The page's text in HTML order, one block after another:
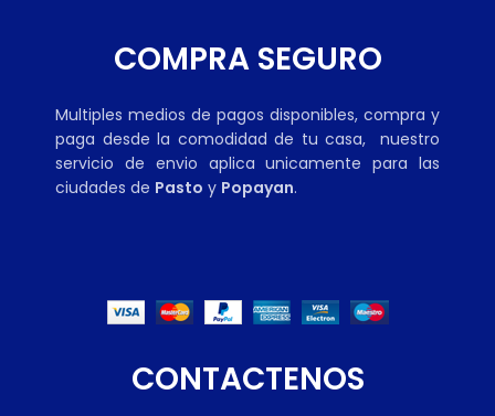
COMPRA SEGURO
Multiples medios de pagos disponibles, compra y
paga desde la comodidad de tu casa, nuestro
servicio de envio aplica unicamente para las
ciudades de Pasto y Popayan.
CONTACTENOS